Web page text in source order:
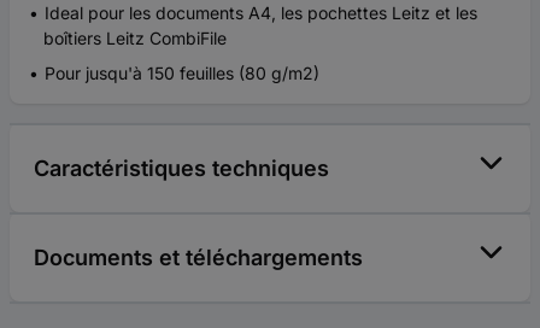
Ideal pour les documents A4, les pochettes Leitz et les
boîtiers Leitz CombiFile
Pour jusqu'à 150 feuilles (80 g/m2)
Caractéristiques techniques
Documents et téléchargements